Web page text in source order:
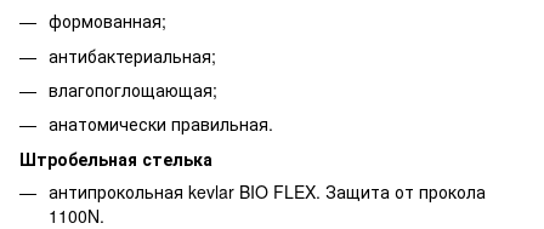
формованная;
антибактериальная;
влагопоглощающая;
анатомически правильная.
Штробельная стелька
антипрокольная kevlar BIO FLEX. Защита от прокола
1100N.